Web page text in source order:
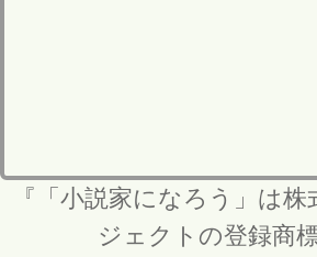
『「小説家になろう」は
ジェクトの登録商標